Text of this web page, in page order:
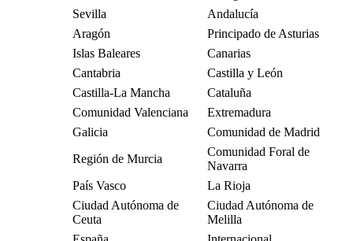
Sevilla
Andalucía
Aragón
Principado de Asturias
Islas Baleares
Canarias
Cantabria
Castilla y León
Castilla-La Mancha
Cataluña
Comunidad Valenciana
Extremadura
Galicia
Comunidad de Madrid
Región de Murcia
Comunidad Foral de
Navarra
País Vasco
La Rioja
Ciudad Autónoma de
Ceuta
Ciudad Autónoma de
Melilla